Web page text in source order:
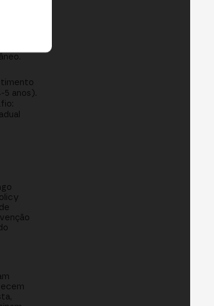
Brazil
zero
5 anos).